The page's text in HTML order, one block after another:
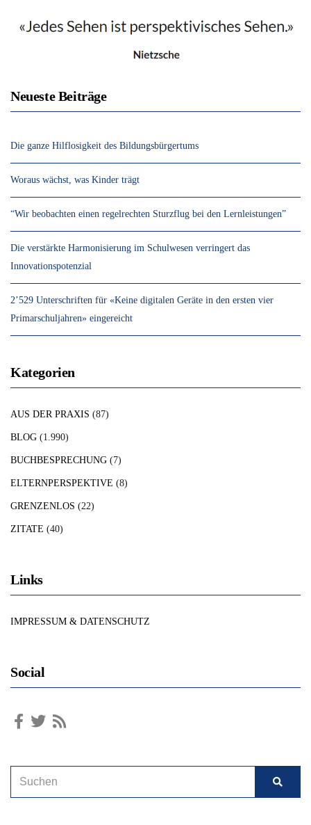
Neueste Beiträge
Die ganze Hilflosigkeit des Bildungsbürgertums
Woraus wächst, was Kinder trägt
“Wir beobachten einen regelrechten Sturzflug bei den Lernleistungen”
Die verstärkte Harmonisierung im Schulwesen verringert das
Innovationspotenzial
2’529 Unterschriften für «Keine digitalen Geräte in den ersten vier
Primarschuljahren» eingereicht
Kategorien
AUS DER PRAXIS (87)
BLOG (1.990)
BUCHBESPRECHUNG (7)
ELTERNPERSPEKTIVE (8)
GRENZENLOS (22)
ZITATE (40)
Links
IMPRESSUM & DATENSCHUTZ
Social